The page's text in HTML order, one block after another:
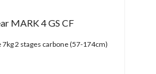
MARK 4 GS CF
2 stages carbone (57-174cm)